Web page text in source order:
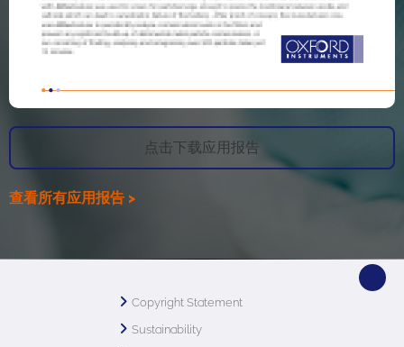
点击下载应用报告
查看所有应用报告 >
Copyright Statement
Sustainability